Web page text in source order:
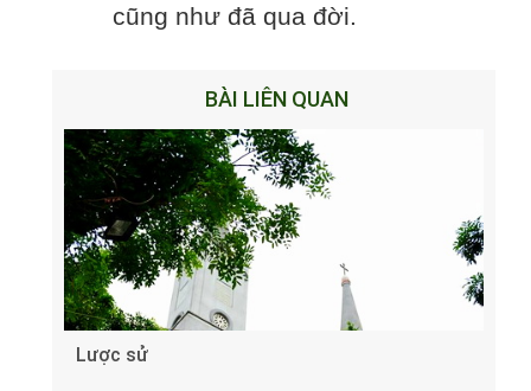
cũng như đã qua đời.
BÀI LIÊN QUAN
Lược sử